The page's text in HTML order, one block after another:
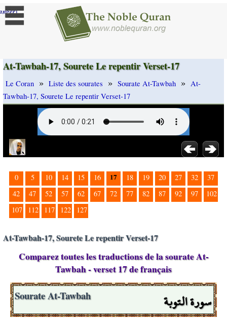
]
At-Tawbah-17, Sourete Le repentir Verset-17
Le Coran » Liste des sourates » Sourate At-Tawbah » At-
Tawbah-17, Sourete Le repentir Verset-17
0 5 10 14 15 16 17 18 19 20 27 32
37
42
47 52 57 62 67 72 77 82 87 92 97
102
107
112 117 122 127
At-Tawbah-17, Sourete Le repentir Verset-17
Comparez toutes les traductions de la sourate At-
Tawbah - verset 17 de français
سورة التوبة Sourate At-Tawbah